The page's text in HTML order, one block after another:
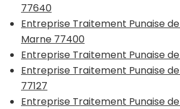
77640
Entreprise Traitement Punaise
Marne 77400
Entreprise Traitement Punaise de
Entreprise Traitement Punaise de
77127
Entreprise Traitement Punaise